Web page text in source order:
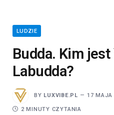
LUDZIE
Budda. Kim
Labudda?
BY LUXVIBE.PL 17 MAJA
2 MINUTY CZYTANIA